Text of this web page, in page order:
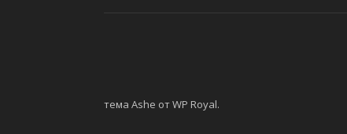
тема Ashe отWP Royal.